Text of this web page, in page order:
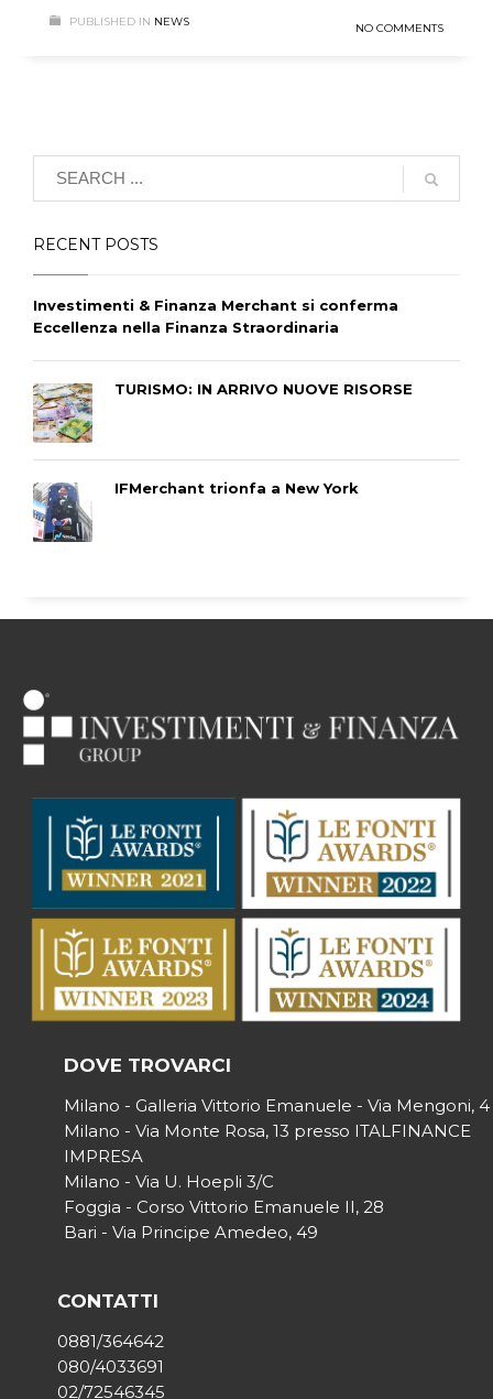
PUBLISHED IN NEWS NO COMMENTS
RECENT POSTS
Investimenti & Finanza Merchant si conferma
Eccellenza nella Finanza Straordinaria
TURISMO: IN ARRIVO NUOVE RISORSE
IFMerchant trionfa a New York
DOVE TROVARCI
Milano - Galleria Vittorio Emanuele - Via Mengoni, 4
Milano - Via Monte Rosa, 13 presso ITALFINANCE
IMPRESA
Milano - Via U. Hoepli 3/C
Foggia - Corso Vittorio Emanuele II, 28
Bari - Via Principe Amedeo, 49
CONTATTI
0881/364642
080/4033691
02/72546345